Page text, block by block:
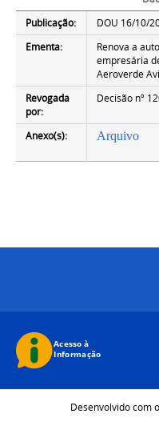
Publicação:
DOU 16/10/
Ementa:
Renova a
empresária
Aeroverde
Revogada
por:
Decisão nº
Anexo(s): Arquivo
Desenvolvido com